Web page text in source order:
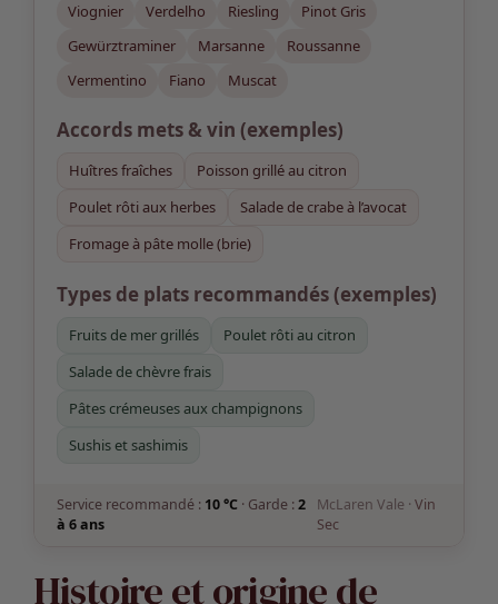
Viognier
Verdelho Riesling
Pinot Gris
Gewürztraminer
Marsanne
Roussanne
Vermentino
Fiano Muscat
Accords mets & vin (exemples)
Huîtres fraîches
Poisson grillé au citron
Poulet rôti aux herbes
Salade de crabe à l’avocat
Fromage à pâte molle (brie)
Types de plats recommandés (exemples)
Fruits de mer grillés
Poulet rôti au citron
Salade de chèvre frais
Pâtes crémeuses aux champignons
Sushis et sashimis
Service recommandé : 10 °C · Garde : 2
à 6 ans
McLaren Vale · Vin
Sec
Histoire et origine de